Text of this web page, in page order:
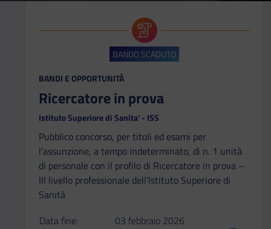
BANDO SCADUTO
CATEGORIA:
BANDI E OPPORTUNITÀ
Ricercatore in prova
Istituto Superiore di Sanita' - ISS
Pubblico concorso, per titoli ed esami per
l’assunzione, a tempo indeterminato, di n. 1 unità
di personale con il profilo di Ricercatore in prova –
III livello professionale dell’Istituto Superiore di
Sanità
Data fine:
03 febbraio 2026